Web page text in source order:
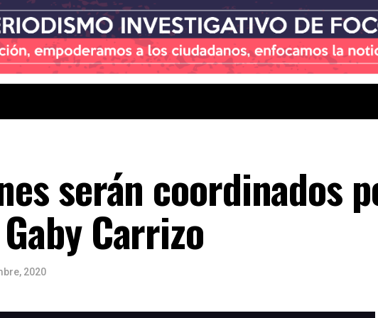
serán coordinados
Carrizo
2020